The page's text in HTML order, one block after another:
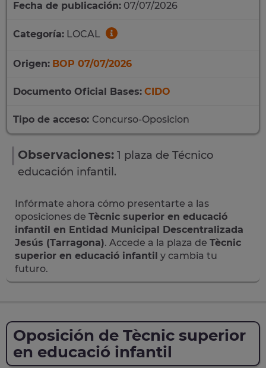
Fecha de publicación: 07/07/2026
Categoría: LOCAL
Origen: BOP 07/07/2026
Documento Oficial Bases: CIDO
Tipo de acceso: Concurso-Oposicion
Observaciones: 1 plaza de Técnico
educación infantil.
Infórmate ahora cómo presentarte a las
oposiciones de Tècnic superior en educació
infantil en Entidad Municipal Descentralizada
Jesús (Tarragona). Accede a la plaza de Tècnic
superior en educació infantil y cambia tu
futuro.
Oposición de Tècnic superior
en educació infantil